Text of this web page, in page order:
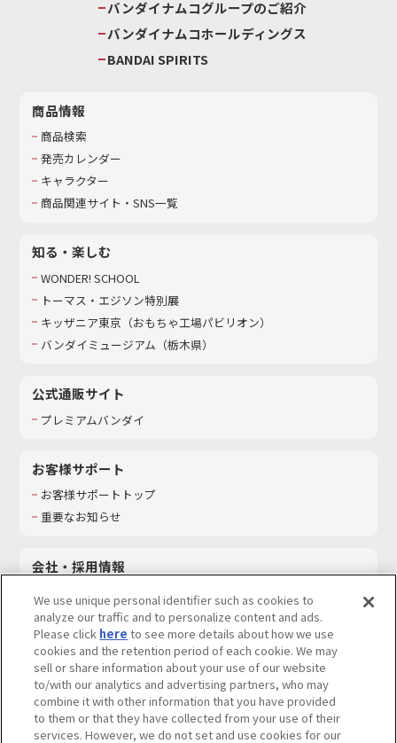
バンダイナムコグループのご紹介
バンダイナムコホールディングス
BANDAI SPIRITS
商品情報
商品検索
発売カレンダー
キャラクター
商品関連サイト・SNS一覧
知る・楽しむ
WONDER! SCHOOL
トーマス・エジソン特別展
キッザニア東京（おもちゃ工場パビリオン）​
バンダイミュージアム（栃木県）
公式通販サイト
プレミアムバンダイ
お客様サポート
お客様サポートトップ
重要なお知らせ
会社・採用情報
採用情報
サステナビリティ
お問い合わせ
ウェブサイトご利用条件 ソーシャルメディアポリシー
We use unique personal identifier such as cookies to
analyze our traffic and to personalize content and ads.
Please click here to see more details about how we use
cookies and the retention period of each cookie. We may
sell or share information about your use of our website
to/with our analytics and advertising partners, who may
combine it with other information that you have provided
to them or that they have collected from your use of their
services. However, we do not set and use cookies for our